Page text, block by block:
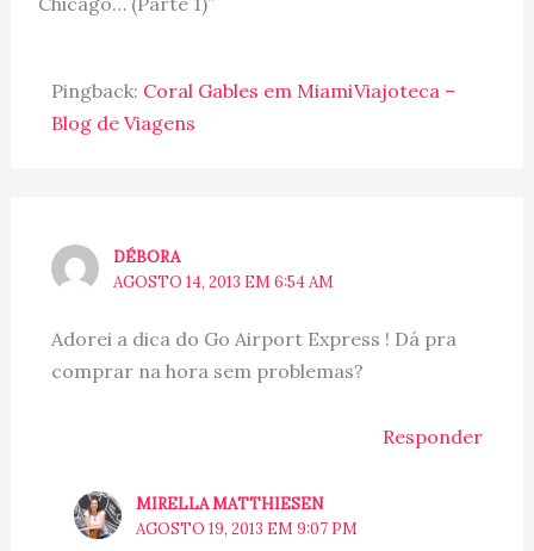
Pingback: Coral Gables em MiamiViajoteca –
Blog de Viagens
DÉBORA
AGOSTO 14, 2013 EM 6:54 AM
Adorei a dica do Go Airport Express ! Dá pra
comprar na hora sem problemas?
Responder
MIRELLA MATTHIESEN
AGOSTO 19, 2013 EM 9:07 PM